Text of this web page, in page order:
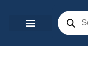
Products
search